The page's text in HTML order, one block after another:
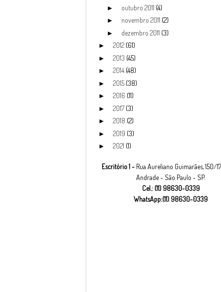
► outubro 2011 (4)
► novembro 2011 (2)
► dezembro 2011 (3)
► 2012 (61)
► 2013 (45)
► 2014 (48)
► 2015 (38)
► 2016 (11)
► 2017 (3)
► 2018 (2)
► 2019 (3)
► 2021 (1)
Escritório 1 -Rua Aureliano Guimarães, 150/
Andrade - São Paulo - SP.
Cel.: (11) 98630-0339
WhatsApp:(11) 98630-0339